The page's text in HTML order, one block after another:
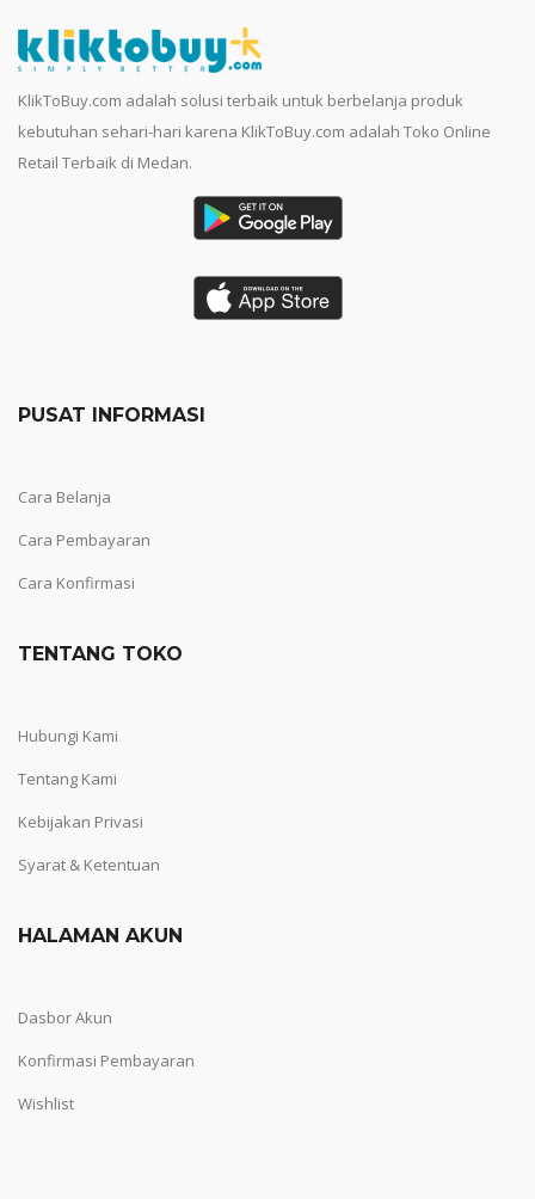
KlikToBuy.com adalah solusi terbaik untuk berbelanja produk
kebutuhan sehari-hari karena KlikToBuy.com adalah Toko Online
Retail Terbaik di Medan.
PUSAT INFORMASI
Cara Belanja
Cara Pembayaran
Cara Konfirmasi
TENTANG TOKO
Hubungi Kami
Tentang Kami
Kebijakan Privasi
Syarat & Ketentuan
HALAMAN AKUN
Dasbor Akun
Konfirmasi Pembayaran
Wishlist